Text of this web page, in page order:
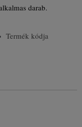
darab.
Termék kódja